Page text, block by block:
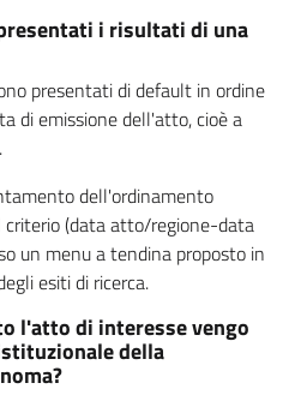
i risultati di una
presentati di default in ordine
di emissione dell'atto, cioè a
dell'ordinamento
criterio (data atto/regione-data
un menu a tendina proposto in
esiti di ricerca.
l'atto di interesse vengo
della